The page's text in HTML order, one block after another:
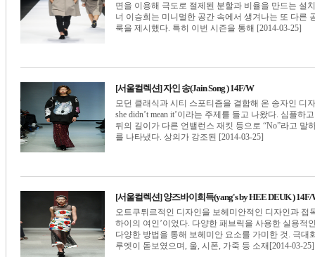
면을 이용해 극도로 절제된 분할과 비율을 만드는 설
너 이승희는 미니멀한 공간 속에서 생겨나는 또 다른
룩을 제시했다. 특히 이번 시즌을 통해 [2014-03-25]
[서울컬렉션] 자인 송(Jain Song ) 14F/W
모던 클래식과 시티 스포티즘을 결합해 온 송자인 디
she didn’t mean it’이라는 주제를 들고 나왔다. 심플
뒤의 길이가 다른 언밸런스 재킷 등으로 “No”라고 말
를 나타냈다. 상의가 강조된 [2014-03-25]
[서울컬렉션] 양즈바이희득(yang's by HEE DEUK ) 14F/
오트쿠튀르적인 디자인을 보헤미안적인 디자인과 접
하이의 여인’이었다. 다양한 패브릭을 사용한 실용적
다양한 방법을 통해 보헤미안 요소를 가미한 것. 극
루엣이 돋보였으며, 울, 시폰, 가죽 등 소재[2014-03-25]